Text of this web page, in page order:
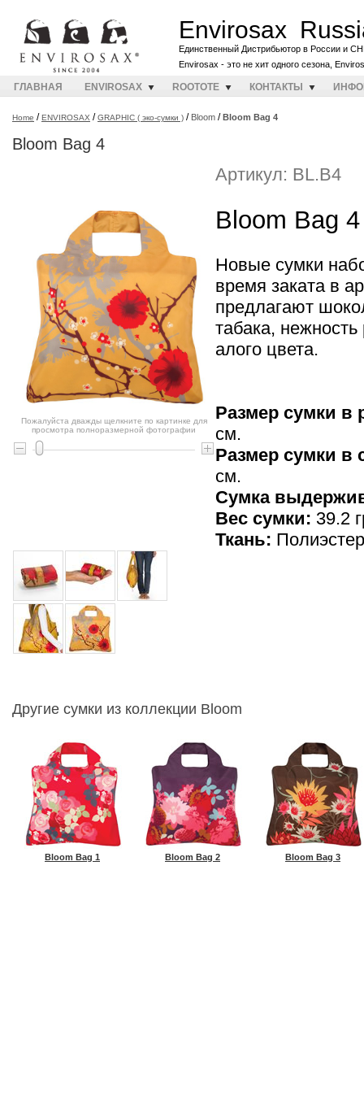
Envirosax
Единственный Дистрибьютор в России и
Envirosax - это не хит одного сезона,
ГЛАВНАЯ ENVIROSAX ROOTOTE КОНТАКТЫ
Home /ENVIROSAX /GRAPHIC ( эко-сумки ) / Bloom /Bloom Bag 4
Bloom Bag 4
Пожалуйста дважды щелкните по картинке для
просмотра полноразмерной фотографии
Артикул: BL.B4
Bloom Bag 4
Новые сумки
время заката в
предлагают
табака,
алого цвета.
Размер сумки в
см.
Размер сумки
см.
Cумка
Вес сумки: 39.2
Ткань: Полиэстер
Другие сумки из коллекции Bloom
Bloom Bag 1 Bloom Bag 2 Bloom Bag 3